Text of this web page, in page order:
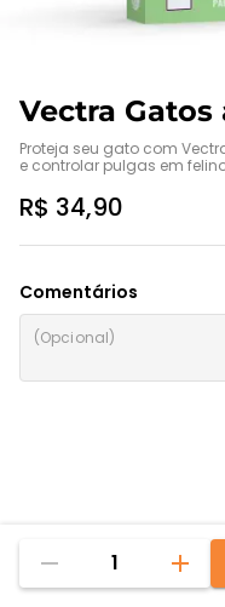
Vectra Gatos
Proteja seu gato com
e controlar pulgas em
R$ 34,90
Comentários
1